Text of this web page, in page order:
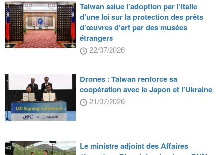
Taiwan salue l’adoption par l’Italie
d’une loi sur la protection des prêts
d’œuvres d’art par des musées
étrangers
22/07/2026
Drones : Taiwan renforce sa
coopération avec le Japon et l’Ukraine
21/07/2026
Le ministre adjoint des Affaires